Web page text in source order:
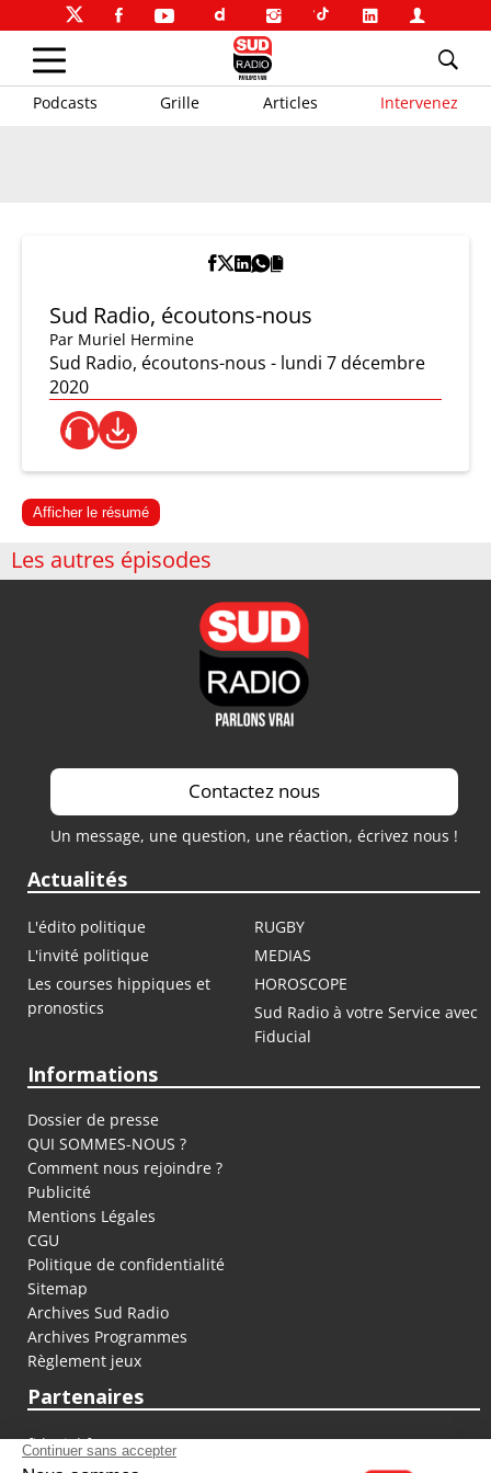
Podcasts Grille Articles Intervenez
Sud Radio, écoutons-nous
Par Muriel Hermine
Sud Radio, écoutons-nous - lundi 7 décembre
2020
Afficher le résumé
Les autres épisodes
Contactez nous
Un message, une question, une réaction, écrivez nous !
Actualités
L'édito politique
RUGBY
L'invité politique
MEDIAS
Les courses hippiques et
pronostics
HOROSCOPE
Sud Radio à votre Service avec
Fiducial
Informations
Dossier de presse
QUI SOMMES-NOUS ?
Comment nous rejoindre ?
Publicité
Mentions Légales
CGU
Politique de confidentialité
Sitemap
Archives Sud Radio
Archives Programmes
Règlement jeux
Partenaires
fiducial.fr